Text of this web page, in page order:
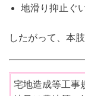
地滑り抑止ぐ
したがって、本
宅地造成等工事